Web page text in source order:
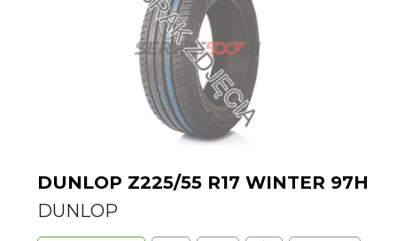
DUNLOP Z225/55 R17 WINTER 97H
DUNLOP